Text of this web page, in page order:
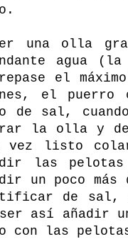
una olla
agua
el
el puerro
de sal,
la olla y
vez listo
las pelotas
un poco
de sal,
así añadir
con las